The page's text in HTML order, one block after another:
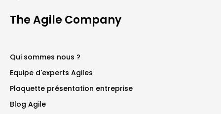
The Agile Company
Qui sommes nous ?
Equipe d'experts Agiles
Plaquette présentation entreprise
Blog Agile